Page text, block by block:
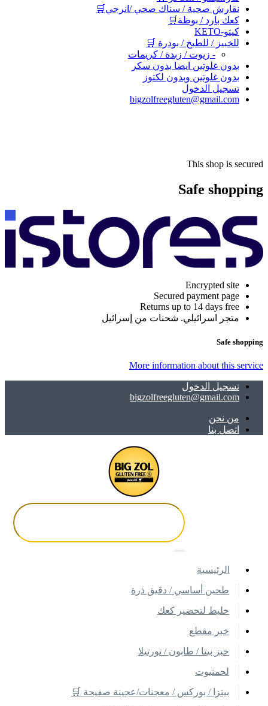
نقارش صحية / سناك صحي /انرجي🛒
كعك بارد / بوظة🛒
كيتو-KETO
للخبيز / للطبخ / بودرة 🛒
- زيوت / زبدة / كريمات
بدون غلوتين ايضا بدون سكر
بدون غلوتين وبدون لكتوز
تسجيل الدخول
bigzolfreegluten@gmail.com
This shop is secured
Safe shopping
Encrypted site
Secured payment page
Returns up to 14 days free
متجر اسرائيلي. شحنات من إسرائيل
Safe shopping
More information about this service
تسجيل الدخول
bigzolfreegluten@gmail.com
ﻣﻦ ﻧﺤﻦ
اتصل بنا
اﻟﺮﺋﻴﺴﻴﺔ
طحين أساسي / دقيق ذرة
خليط لتحضير كعك
خبر مقطع
خبز بيتا / طابون / تورتيلا
لحمنيوت
بيتزا / بوركس / معجنات/عجينة صفيحة 🛒